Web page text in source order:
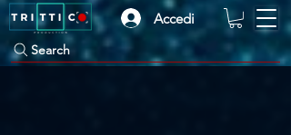
Accedi
Search